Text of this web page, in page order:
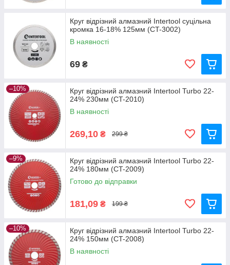
Круг відрізний алмазний Intertool суцільна
кромка 16-18% 125мм (CT-3002)
В наявності
69 ₴
–10%
Круг відрізний алмазний Intertool Turbo 22-
24% 230мм (CT-2010)
В наявності
269,10 ₴ 299 ₴
–9%
Круг відрізний алмазний Intertool Turbo 22-
24% 180мм (CT-2009)
Готово до відправки
181,09 ₴ 199 ₴
–10%
Круг відрізний алмазний Intertool Turbo 22-
24% 150мм (CT-2008)
В наявності